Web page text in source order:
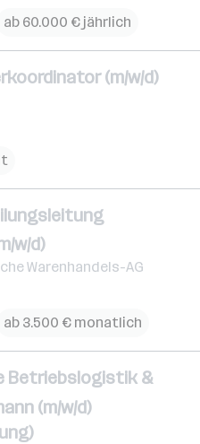
ab 60.000 € jährlich
(m/w/d)
w/d)
Warenhandels-AG
ab 3.500 € monatlich
Betriebslogistik &
(m/w/d)